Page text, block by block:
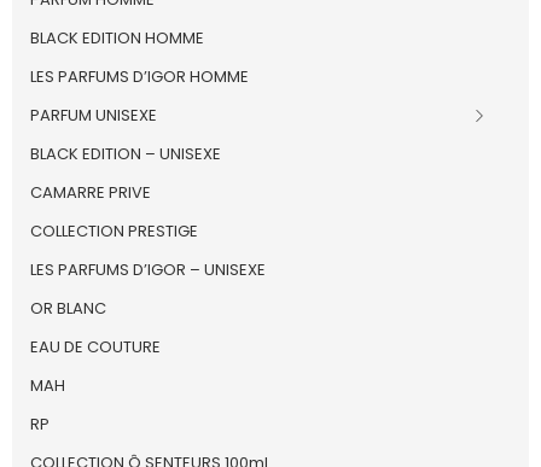
BLACK EDITION HOMME
LES PARFUMS D’IGOR HOMME
PARFUM UNISEXE
BLACK EDITION – UNISEXE
CAMARRE PRIVE
COLLECTION PRESTIGE
LES PARFUMS D’IGOR – UNISEXE
OR BLANC
EAU DE COUTURE
MAH
RP